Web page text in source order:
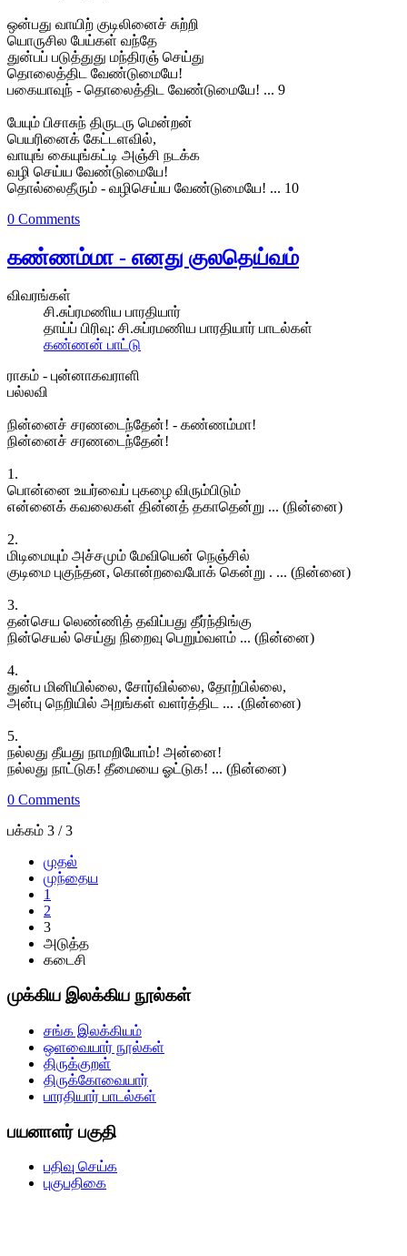
ஒன்பது வாயிற் குடிலினைச் சுற்றி
யொருசில பேய்கள் வந்தே
துன்பப் படுத்துது மந்திரஞ் செய்து
தொலைத்திட வேண்டுமையே!
பகையாவுந் - தொலைத்திட வேண்டுமையே! ... 9
பேயும் பிசாசுந் திருடரு மென்றன்
பெயரினைக் கேட்டளவில்,
வாயுங் கையுங்கட்டி அஞ்சி நடக்க
வழி செய்ய வேண்டுமையே!
தொல்லைதீரும் - வழிசெய்ய வேண்டுமையே! ... 10
0 Comments
கண்ணம்மா - எனது குலதெய்வம்
விவரங்கள்
சி.சுப்ரமணிய பாரதியார்
தாய்ப் பிரிவு: சி.சுப்ரமணிய பாரதியார் பாடல்கள்
கண்ணன் பாட்டு
ராகம் - புன்னாகவராளி
பல்லவி
நின்னைச் சரணடைந்தேன்! - கண்ணம்மா!
நின்னைச் சரணடைந்தேன்!
1.
பொன்னை உயர்வைப் புகழை விரும்பிடும்
என்னைக் கவலைகள் தின்னத் தகாதென்று ... (நின்னை)
2.
மிடிமையும் அச்சமும் மேவியென் நெஞ்சில்
குடிமை புகுந்தன, கொன்றவைபோக் கென்று . ... (நின்னை)
3.
தன்செய லெண்ணித் தவிப்பது தீர்ந்திங்கு
நின்செயல் செய்து நிறைவு பெறும்வளம் ... (நின்னை)
4.
துன்ப மினியில்லை, சோர்வில்லை, தோற்பில்லை,
அன்பு நெறியில் அறங்கள் வளர்த்திட ... .(நின்னை)
5.
நல்லது தீயது நாமறியோம்! அன்னை!
நல்லது நாட்டுக! தீமையை ஓட்டுக! ... (நின்னை)
0 Comments
பக்கம் 3 / 3
முதல்
முந்தைய
1
2
3
அடுத்த
கடைசி
முக்கிய இலக்கிய நூல்கள்
சங்க இலக்கியம்
ஒளவையார் நூல்கள்
திருக்குறள்
திருக்கோவையார்
பாரதியார் பாடல்கள்
பயனாளர் பகுதி
பதிவு செய்க
புகுபதிகை